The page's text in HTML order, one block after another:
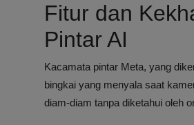
Fitur dan
Pintar AI
Kacamata pintar Meta, yang
bingkai yang menyala saat
diam-diam tanpa diketahui oleh